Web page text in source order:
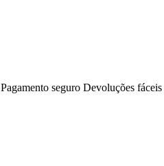
Pagamento seguro Devoluções fáceis